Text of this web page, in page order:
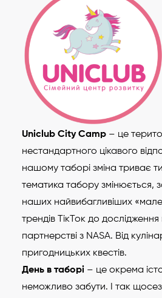
Uniclub City Camp – це
нестандартного цікавого
нашому таборі зміна триває
тематика табору змінюється,
наших найвибагливіших
трендів ТікТок до
партнерстві з NASA. Від
пригодницьких квестів.
День в таборі – це окрема
неможливо забути. І так